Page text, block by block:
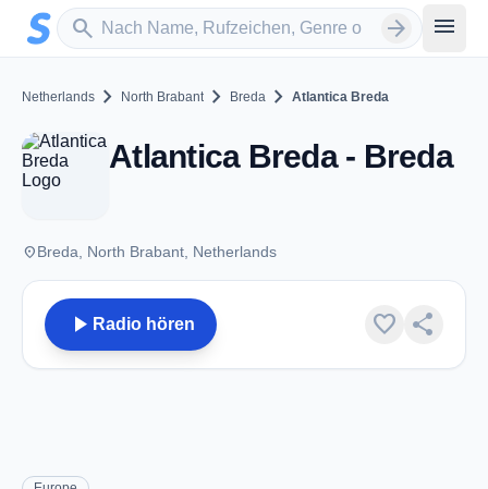
Zum Hauptinhalt springen
search
Sender suchen arrow_forward menu
Netherlands chevron_right North Brabant chevron_right Breda chevron_right Atlantica Breda
Atlantica Breda - Breda
placeBreda, North Brabant, Netherlands
play_arrow Radio hören favorite share